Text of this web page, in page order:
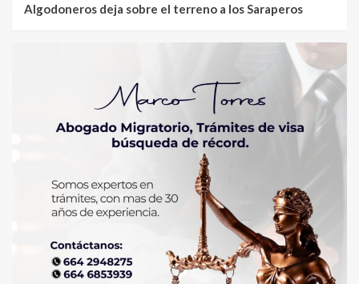
Algodoneros deja sobre el terreno a los Saraperos